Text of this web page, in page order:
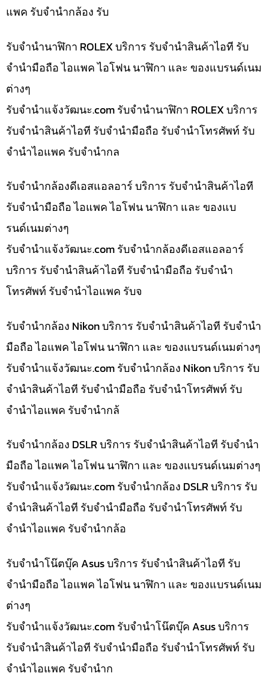
แพค รับจำนำกล้อง รับ
รับจำนำนาฬิกา ROLEX บริการ รับจำนำสินค้าไอที รับ
จำนำมือถือ ไอแพค ไอโฟน นาฬิกา และ ของแบรนด์เนม
ต่างๆ
รับจํานําแจ้งวัฒนะ.com รับจำนำนาฬิกา ROLEX บริการ
รับจำนำสินค้าไอที รับจำนำมือถือ รับจำนำโทรศัพท์ รับ
จำนำไอแพค รับจำนำกล
รับจำนำกล้องดีเอสแอลอาร์ บริการ รับจำนำสินค้าไอที
รับจำนำมือถือ ไอแพค ไอโฟน นาฬิกา และ ของแบ
รนด์เนมต่างๆ
รับจํานําแจ้งวัฒนะ.com รับจำนำกล้องดีเอสแอลอาร์
บริการ รับจำนำสินค้าไอที รับจำนำมือถือ รับจำนำ
โทรศัพท์ รับจำนำไอแพค รับจ
รับจำนำกล้อง Nikon บริการ รับจำนำสินค้าไอที รับจำนำ
มือถือ ไอแพค ไอโฟน นาฬิกา และ ของแบรนด์เนมต่างๆ
รับจํานําแจ้งวัฒนะ.com รับจำนำกล้อง Nikon บริการ รับ
จำนำสินค้าไอที รับจำนำมือถือ รับจำนำโทรศัพท์ รับ
จำนำไอแพค รับจำนำกล้
รับจำนำกล้อง DSLR บริการ รับจำนำสินค้าไอที รับจำนำ
มือถือ ไอแพค ไอโฟน นาฬิกา และ ของแบรนด์เนมต่างๆ
รับจํานําแจ้งวัฒนะ.com รับจำนำกล้อง DSLR บริการ รับ
จำนำสินค้าไอที รับจำนำมือถือ รับจำนำโทรศัพท์ รับ
จำนำไอแพค รับจำนำกล้อ
รับจำนำโน๊ตบุ๊ค Asus บริการ รับจำนำสินค้าไอที รับ
จำนำมือถือ ไอแพค ไอโฟน นาฬิกา และ ของแบรนด์เนม
ต่างๆ
รับจํานําแจ้งวัฒนะ.com รับจำนำโน๊ตบุ๊ค Asus บริการ
รับจำนำสินค้าไอที รับจำนำมือถือ รับจำนำโทรศัพท์ รับ
จำนำไอแพค รับจำนำก